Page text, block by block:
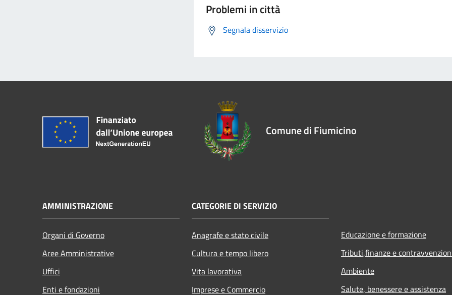
Problemi in città
Segnala disservizio
Comune di Fiumicino
AMMINISTRAZIONE
Organi di Governo
Aree Amministrative
Uffici
Enti e fondazioni
CATEGORIE DI SERVIZIO
Anagrafe e stato civile
Cultura e tempo libero
Vita lavorativa
Imprese e Commercio
Educazione e formazione
Tributi,finanze e
Ambiente
Salute, benessere e assistenza